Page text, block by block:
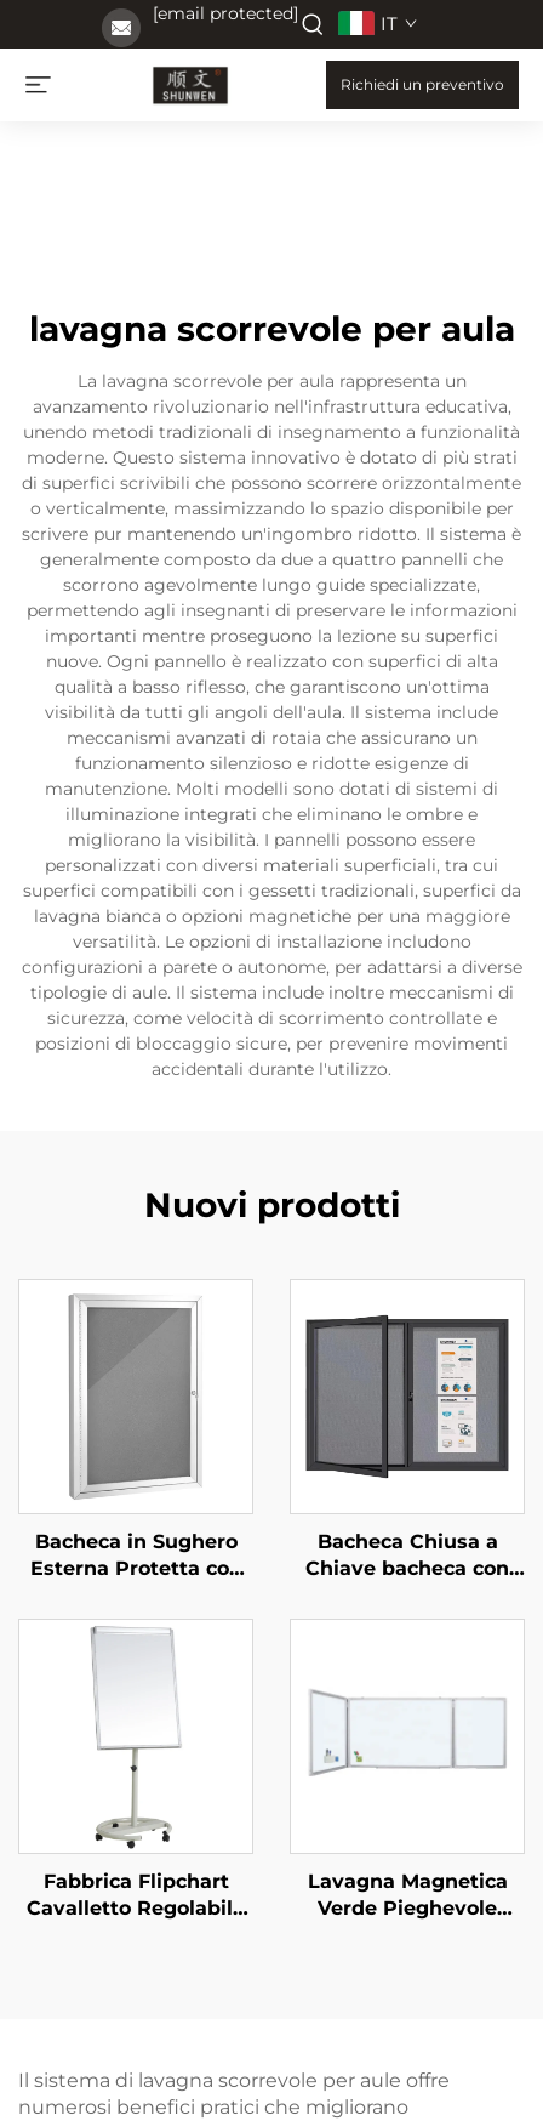
[email protected] IT
Richiedi un preventivo
lavagna scorrevole per aula
La lavagna scorrevole per aula rappresenta un
avanzamento rivoluzionario nell'infrastruttura educativa,
unendo metodi tradizionali di insegnamento a funzionalità
moderne. Questo sistema innovativo è dotato di più strati
di superfici scrivibili che possono scorrere orizzontalmente
o verticalmente, massimizzando lo spazio disponibile per
scrivere pur mantenendo un'ingombro ridotto. Il sistema è
generalmente composto da due a quattro pannelli che
scorrono agevolmente lungo guide specializzate,
permettendo agli insegnanti di preservare le informazioni
importanti mentre proseguono la lezione su superfici
nuove. Ogni pannello è realizzato con superfici di alta
qualità a basso riflesso, che garantiscono un'ottima
visibilità da tutti gli angoli dell'aula. Il sistema include
meccanismi avanzati di rotaia che assicurano un
funzionamento silenzioso e ridotte esigenze di
manutenzione. Molti modelli sono dotati di sistemi di
illuminazione integrati che eliminano le ombre e
migliorano la visibilità. I pannelli possono essere
personalizzati con diversi materiali superficiali, tra cui
superfici compatibili con i gessetti tradizionali, superfici da
lavagna bianca o opzioni magnetiche per una maggiore
versatilità. Le opzioni di installazione includono
configurazioni a parete o autonome, per adattarsi a diverse
tipologie di aule. Il sistema include inoltre meccanismi di
sicurezza, come velocità di scorrimento controllate e
posizioni di bloccaggio sicure, per prevenire movimenti
accidentali durante l'utilizzo.
Nuovi prodotti
Bacheca in Sughero
Esterna Protetta con
Telaio in Alluminio,
Bacheca Impermeabile
in Sughero, Lavagna in
Sughero
Bacheca Chiusa a
Chiave bacheca con
Vetrina Espositiva per
Fabbrica Flipchart
Cavalletto Regolabile
Lavagna Magnetica
Verde Pieghevole
Il sistema di lavagna scorrevole per aule offre
numerosi benefici pratici che migliorano